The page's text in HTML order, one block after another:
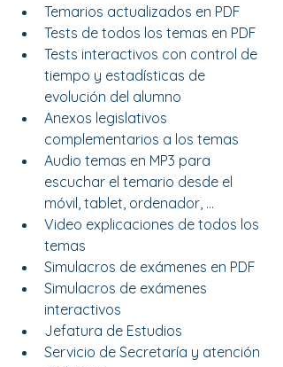
Temarios actualizados en PDF
Tests de todos los temas en PDF
Tests interactivos con control de
tiempo y estadísticas de
evolución del alumno
Anexos legislativos
complementarios a los temas
Audio temas en MP3 para
escuchar el temario desde el
móvil, tablet, ordenador, …
Video explicaciones de todos los
temas
Simulacros de exámenes en PDF
Simulacros de exámenes
interactivos
Jefatura de Estudios
Servicio de Secretaría y atención